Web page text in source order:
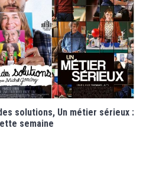
solutions, Un métier sérieux :
semaine